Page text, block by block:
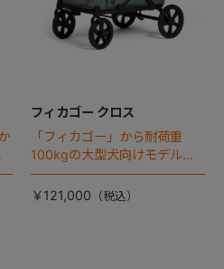
フィカゴー クロス
「フィカゴー」から耐荷重
100kgの大型犬向けモデルが
登場。
￥121,000